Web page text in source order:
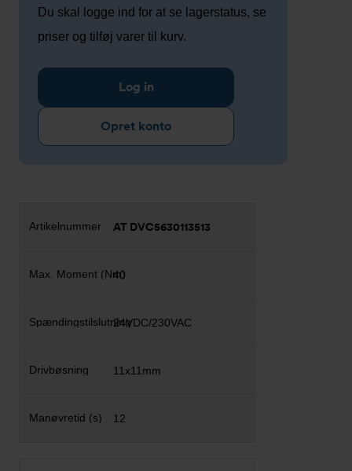
Du skal logge ind for at se lagerstatus, se
priser og tilføj varer til kurv.
Log in
Opret konto
AT DVC5630113513
40
24VDC/230VAC
11x11mm
12